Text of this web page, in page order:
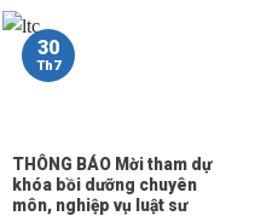
THÔNG BÁO Mời tham dự
khóa bồi dưỡng chuyên
môn, nghiệp vụ luật sư
30
Th7